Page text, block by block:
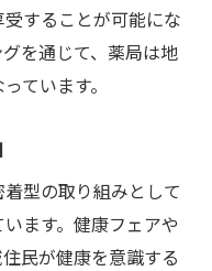
することが可能にな
を通じて、薬局は地
ています。
型の取り組みとして
ます。健康フェアや
民が健康を意識する